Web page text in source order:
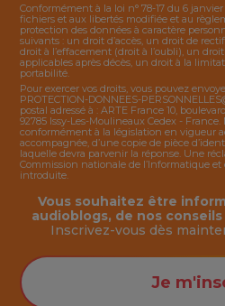
Conformément à la loi n° 78-17 du 6
fichiers et aux libertés modifiée et au
protection des données à caractère
suivants : un droit d’accès, un droit de
droit à l’effacement (droit à l’oubli), un
applicables après décès, un droit à la
portabilité.
Pour exercer vos droits, vous pouvez
PROTECTION-DONNEES-
postal adressé à : ARTE France 10,
92785 Issy-Les-Moulineaux Cedex -
conformément à la législation en vigueur
accompagnée, d’une copie de pièce
laquelle devra parvenir la réponse. Une
Commission nationale de l’Informatique et
introduite.
Vous souhaitez être
audioblogs, de nos
Inscrivez-vous dès
Je